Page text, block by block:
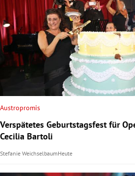
Austropromis
Verspätetes Geburtstagsfest für
Cecilia Bartoli
Stefanie WeichselbaumHeute